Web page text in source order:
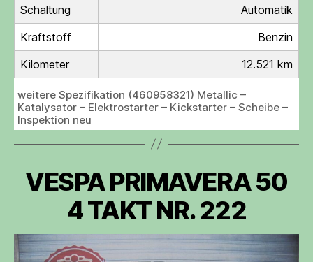
Schaltung
Automatik
Kraftstoff
Benzin
Kilometer
12.521 km
weitere Spezifikation (460958321) Metallic –
Katalysator – Elektrostarter – Kickstarter – Scheibe –
Inspektion neu
VESPA PRIMAVERA 50
4 TAKT NR. 222